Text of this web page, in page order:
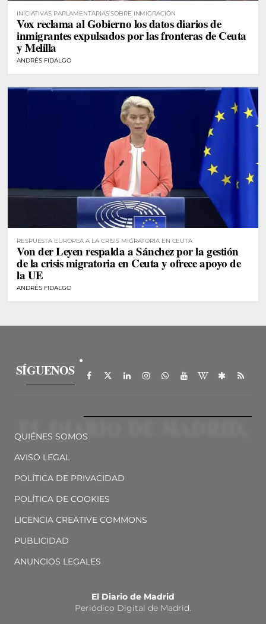
INICIATIVAS PARLAMENTARIAS SOBRE INMIGRACIÓN
Vox reclama al Gobierno los datos diarios de
inmigrantes expulsados por las fronteras de Ceuta
y Melilla
ANDRÉS FIDALGO
RESPUESTA EUROPEA A LA CRISIS MIGRATORIA EN CEUTA
Von der Leyen respalda a Sánchez por la gestión
de la crisis migratoria en Ceuta y ofrece apoyo de
la UE
ANDRÉS FIDALGO
SÍGUENOS
QUIÉNES SOMOS
AVISO LEGAL
POLÍTICA DE PRIVACIDAD
POLÍTICA DE COOKIES
LICENCIA CREATIVE COMMONS
PUBLICIDAD
ANUNCIOS LEGALES
El Diario de Madrid
Periódico Digital de Madrid.